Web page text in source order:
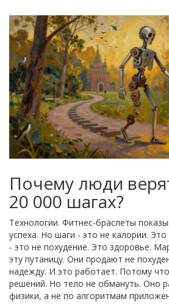
Почему люди
20 000 шагах?
Технологии. Фитнес-браслеты
успеха. Но шаги - это не калории.
- это не похудение. Это здоровье.
эту путаницу. Они продают не
надежду. И это работает. Потому
решений. Но тело не обмануть. Оно
физики, а не по алгоритмам